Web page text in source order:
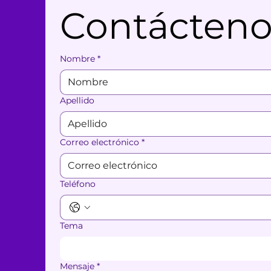
Nombre *
Apellido
Correo electrónico *
Teléfono
Tema
Mensaje *